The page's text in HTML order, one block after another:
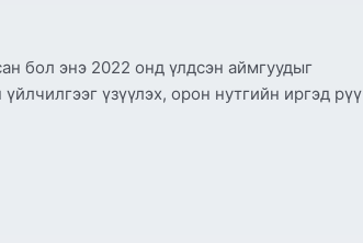
бол энэ 2022 онд үлдсэн аймгуудыг
үзүүлэх, орон нутгийн иргэд рүү